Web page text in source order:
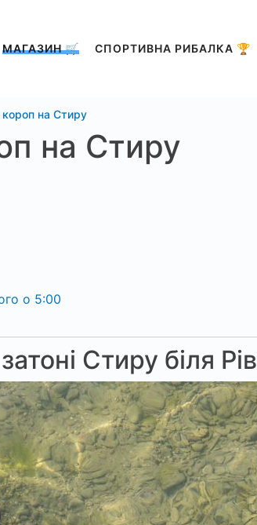
МАГАЗИН 🛒 СПОРТИВНА РИБАЛКА 🏆
на Стиру
на Стиру
о 5:00
Стиру біля